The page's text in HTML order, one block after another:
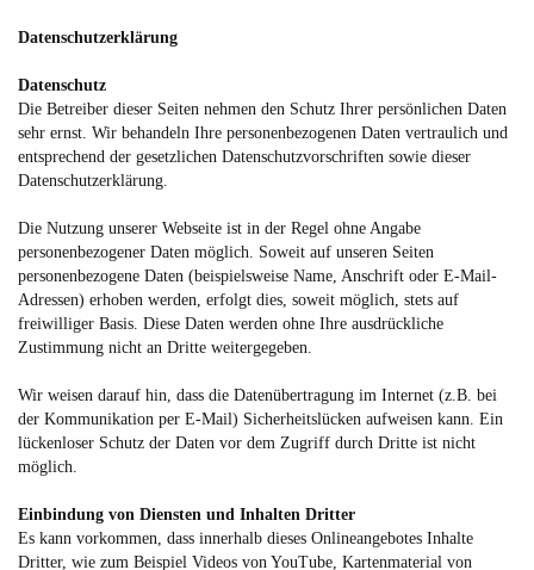
Datenschutzerklärung
Datenschutz
Die Betreiber dieser Seiten nehmen den Schutz Ihrer persönlichen Daten
sehr ernst. Wir behandeln Ihre personenbezogenen Daten vertraulich und
entsprechend der gesetzlichen Datenschutzvorschriften sowie dieser
Datenschutzerklärung.
Die Nutzung unserer Webseite ist in der Regel ohne Angabe
personenbezogener Daten möglich. Soweit auf unseren Seiten
personenbezogene Daten (beispielsweise Name, Anschrift oder E-Mail-
Adressen) erhoben werden, erfolgt dies, soweit möglich, stets auf
freiwilliger Basis. Diese Daten werden ohne Ihre ausdrückliche
Zustimmung nicht an Dritte weitergegeben.
Wir weisen darauf hin, dass die Datenübertragung im Internet (z.B. bei
der Kommunikation per E-Mail) Sicherheitslücken aufweisen kann. Ein
lückenloser Schutz der Daten vor dem Zugriff durch Dritte ist nicht
möglich.
Einbindung von Diensten und Inhalten Dritter
Es kann vorkommen, dass innerhalb dieses Onlineangebotes Inhalte
Dritter, wie zum Beispiel Videos von YouTube, Kartenmaterial von